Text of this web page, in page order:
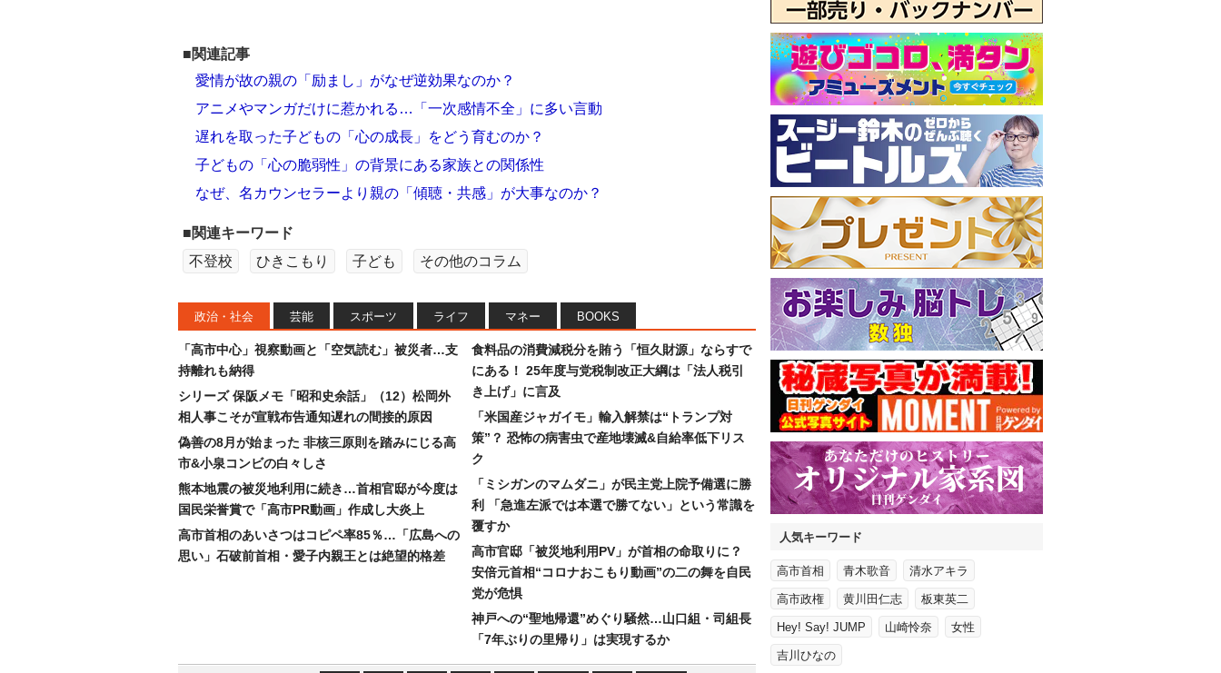
■関連記事
愛情が故の親の「励まし」がなぜ逆効果なのか？
アニメやマンガだけに惹かれる…「一次感情不全」に多い言動
遅れを取った子どもの「心の成長」をどう育むのか？
子どもの「心の脆弱性」の背景にある家族との関係性
なぜ、名カウンセラーより親の「傾聴・共感」が大事なのか？
■関連キーワード
不登校
ひきこもり 子ども その他のコラム
政治・社会 芸能 スポーツ ライフ マネー BOOKS
「高市中心」視察動画と「空気読む」被災者…支
持離れも納得
シリーズ 保阪メモ「昭和史余話」（12）松岡外
相人事こそが宣戦布告通知遅れの間接的原因
偽善の8月が始まった 非核三原則を踏みにじる高
市&小泉コンビの白々しさ
熊本地震の被災地利用に続き…首相官邸が今度は
国民栄誉賞で「高市PR動画」作成し大炎上
高市首相のあいさつはコピペ率85％…「広島への
思い」石破前首相・愛子内親王とは絶望的格差
食料品の消費減税分を賄う「恒久財源」ならすで
にある！ 25年度与党税制改正大綱は「法人税引
き上げ」に言及
「米国産ジャガイモ」輸入解禁は“トランプ対
策”？ 恐怖の病害虫で産地壊滅&自給率低下リス
ク
「ミシガンのマムダニ」が民主党上院予備選に勝
利 「急進左派では本選で勝てない」という常識を
覆すか
高市官邸「被災地利用PV」が首相の命取りに？
安倍元首相“コロナおこもり動画”の二の舞を自民
党が危惧
神戸への“聖地帰還”めぐり騒然…山口組・司組長
「7年ぶりの里帰り」は実現するか
人気キーワード
高市首相 青木歌音 清水アキラ
高市政権 黄川田仁志 板東英二
Hey! Say! JUMP 山崎怜奈 女性
吉川ひなの